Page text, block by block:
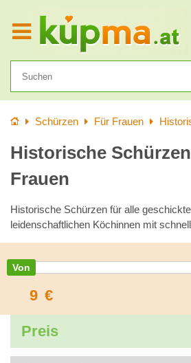
StartseiteSchürzen Für Frauen
Historische
Frauen
Historische Schürzen für alle
leidenschaftlichen Köchinnen mit
9 €
Preis